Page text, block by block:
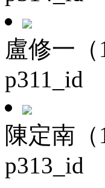
盧修一（
p311_id
陳定南（
p313_id